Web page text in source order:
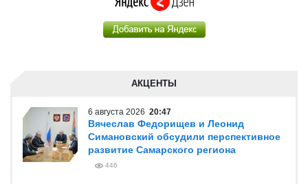
АКЦЕНТЫ
6 августа 2026 20:47
Вячеслав Федорищев и Леонид
Симановский обсудили перспективное
развитие Самарского региона
446